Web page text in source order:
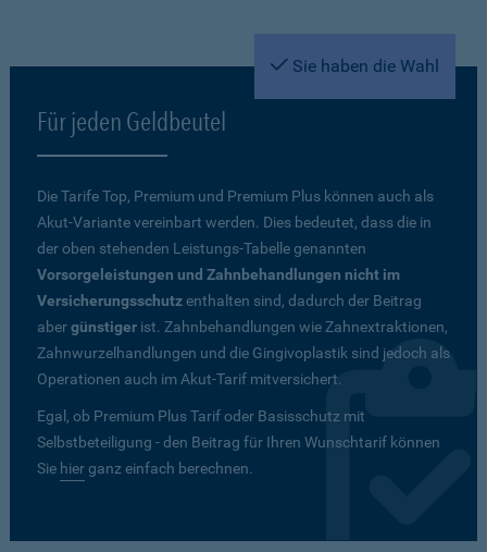
Sie haben die Wahl
Für jeden Geldbeutel
Die Tarife Top, Premium und Premium Plus können auch als
Akut-Variante vereinbart werden. Dies bedeutet, dass die in
der oben stehenden Leistungs-Tabelle genannten
Vorsorgeleistungen und Zahnbehandlungen nicht im
Versicherungsschutzenthalten sind, dadurch der Beitrag
abergünstiger ist. Zahnbehandlungen wie Zahnextraktionen,
Zahnwurzelhandlungen und die Gingivoplastik sind jedoch als
Operationen auch im Akut-Tarif mitversichert.
Egal, ob Premium Plus Tarif oder Basisschutz mit
Selbstbeteiligung - den Beitrag für Ihren Wunschtarif können
Sie hierganz einfach berechnen.